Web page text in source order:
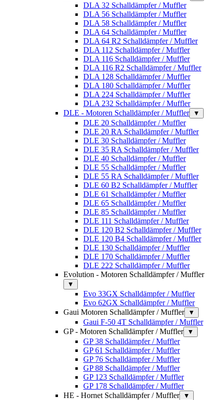
DLA 32 Schalldämpfer / Muffler
DLA 56 Schalldämpfer / Muffler
DLA 58 Schalldämpfer / Muffler
DLA 64 Schalldämpfer / Muffler
DLA 64 R2 Schalldämpfer / Muffler
DLA 112 Schalldämpfer / Muffler
DLA 116 Schalldämpfer / Muffler
DLA 116 R2 Schalldämpfer / Muffler
DLA 128 Schalldämpfer / Muffler
DLA 180 Schalldämpfer / Muffler
DLA 224 Schalldämpfer / Muffler
DLA 232 Schalldämpfer / Muffler
DLE - Motoren Schalldämpfer / Muffler
▼
DLE 20 Schalldämpfer / Muffler
DLE 20 RA Schalldämpfer / Muffler
DLE 30 Schalldämpfer / Muffler
DLE 35 RA Schalldämpfer / Muffler
DLE 40 Schalldämpfer / Muffler
DLE 55 Schalldämpfer / Muffler
DLE 55 RA Schalldämpfer / Muffler
DLE 60 B2 Schalldämpfer / Muffler
DLE 61 Schalldämpfer / Muffler
DLE 65 Schalldämpfer / Muffler
DLE 85 Schalldämpfer / Muffler
DLE 111 Schalldämpfer / Muffler
DLE 120 B2 Schalldämpfer / Muffler
DLE 120 B4 Schalldämpfer / Muffler
DLE 130 Schalldämpfer / Muffler
DLE 170 Schalldämpfer / Muffler
DLE 222 Schalldämpfer / Muffler
Evolution - Motoren Schalldämpfer / Muffler
▼
Evo 33GX Schalldämpfer / Muffler
Evo 62GX Schalldämpfer / Muffler
Gaui Motoren Schalldämpfer / Muffler
▼
Gaui F-50 4T Schalldämpfer / Muffler
GP - Motoren Schalldämpfer / Muffler
▼
GP 38 Schalldämpfer / Muffler
GP 61 Schalldämpfer / Muffler
GP 76 Schalldämpfer / Muffler
GP 88 Schalldämpfer / Muffler
GP 123 Schalldämpfer / Muffler
GP 178 Schalldämpfer / Muffler
HE - Hornet Schalldämpfer / Muffler
▼